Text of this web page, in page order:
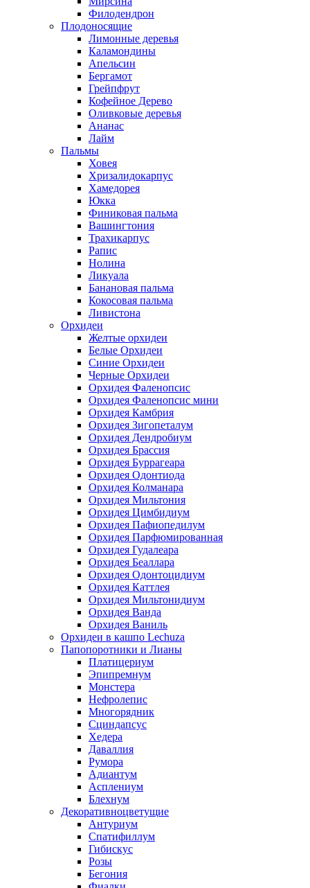
Филодендрон
Плодоносящие
Лимонные деревья
Каламондины
Апельсин
Бергамот
Грейпфрут
Кофейное Дерево
Оливковые деревья
Ананас
Лайм
Пальмы
Ховея
Хризалидокарпус
Хамедорея
Юкка
Финиковая пальма
Вашингтония
Трахикарпус
Рапис
Нолина
Ликуала
Банановая пальма
Кокосовая пальма
Ливистона
Орхидеи
Желтые орхидеи
Белые Орхидеи
Синие Орхидеи
Черные Орхидеи
Орхидея Фаленопсис
Орхидея Фаленопсис мини
Орхидея Камбрия
Орхидея Зигопеталум
Орхидея Дендробиум
Орхидея Брассия
Орхидея Буррагеара
Орхидея Одонтиода
Орхидея Колманара
Орхидея Мильтония
Орхидея Цимбидиум
Орхидея Пафиопедилум
Орхидея Парфюмированная
Орхидея Гудалеара
Орхидея Беаллара
Орхидея Одонтоцидиум
Орхидея Каттлея
Орхидея Мильтонидиум
Орхидея Ванда
Орхидея Ваниль
Орхидеи в кашпо Lechuza
Папопоротники и Лианы
Платицериум
Эпипремнум
Монстера
Нефролепис
Многорядник
Сциндапсус
Хедера
Даваллия
Румора
Адиантум
Асплениум
Блехнум
Декоративноцветущие
Антуриум
Спатифиллум
Гибискус
Розы
Бегония